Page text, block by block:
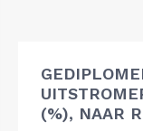
(%), NAAR